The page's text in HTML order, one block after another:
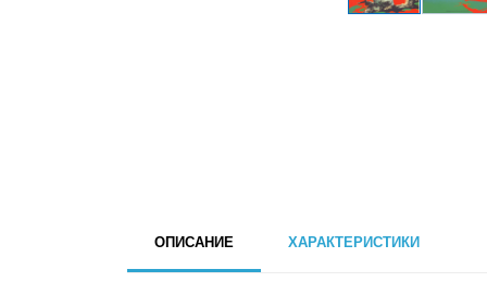
ОПИСАНИЕ ХАРАКТЕРИСТИКИ